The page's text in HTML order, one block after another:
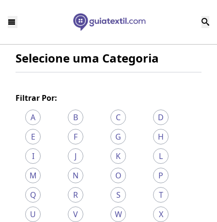
Selecione uma Categoria
Filtrar Por:
A
B C
D
E
F G
H
I
J K
L
M
N O
P
Q
R S
T
U
V W
X